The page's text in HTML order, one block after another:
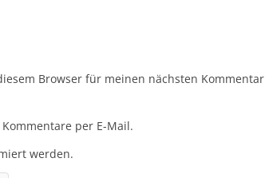
Browser für meinen nächsten Kommentar
per E-Mail.
werden.